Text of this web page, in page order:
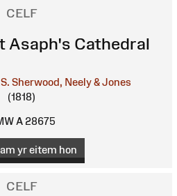
CELF
Asaph's Cathedral
Sherwood, Neely & Jones
(1818)
A 28675
yr eitem hon
CELF